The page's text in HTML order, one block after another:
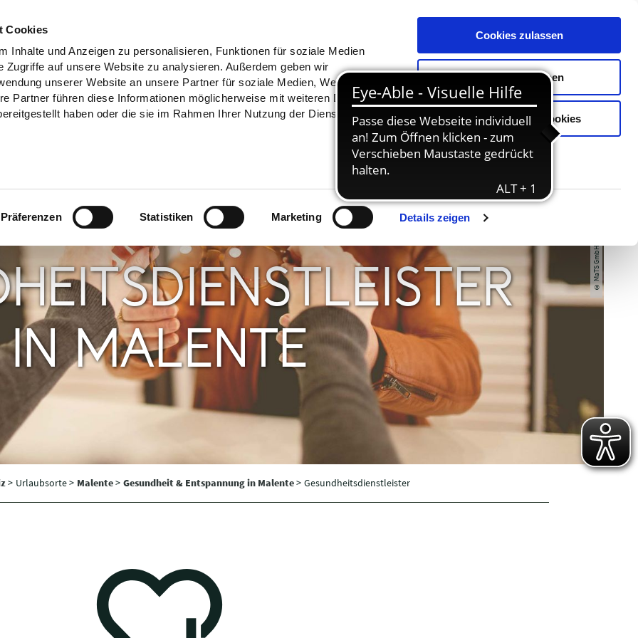
Cookies
Inhalte und Anzeigen zu personalisieren, Funktionen für soziale Medien
Zugriffe auf unsere Website zu analysieren. Außerdem geben wir
unserer Website an unsere Partner für soziale Medien, Werbung
Partner führen diese Informationen möglicherweise mit weiteren Daten
haben oder die sie im Rahmen Ihrer Nutzung der Dienste
Präferenzen Statistiken Marketing Details zeigen
Cookies zulassen
Auswahl erlauben
Nur notwendige Cookies
Erlebnisse Buchen
© MaTS GmbH / Anne Weise
IN MALENTE
> Urlaubsorte > Malente> Gesundheit & Entspannung in Malente> Gesundheitsdienstleister